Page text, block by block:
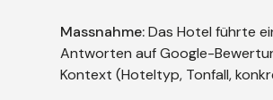
Massnahme:Das Hotel führte
Antworten auf Google-
Kontext (Hoteltyp, Tonfall,